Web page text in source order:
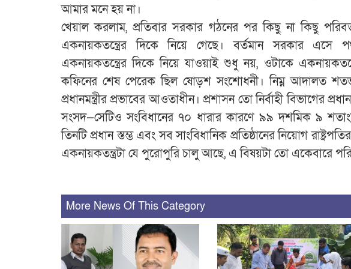
আমার মনে হয় না।
খেয়াল করলাম, প্রতিবার সরকার গঠনের পর কিছু না কিছু
একনায়কতন্ত্রের দিকে নিয়ে গেছে। বর্তমান সরকার এসে
একনায়কতন্ত্রের দিকে নিয়ে যাওয়াই শুধু নয়, ওটাকে
কফিনের শেষ পেরেক ছিল ষোড়শ সংশোধনী। নিম্ন আদালত
প্রধানমন্ত্রীর প্রভাবের আওতাধীন। প্রশাসন তো নির্বাহী বিভাগের
সংসদ—সেটিও সংবিধানের ৭০ ধারার কারণে ৯৯ দশমিক ৯ শতাংশ
তিনটি প্রধান স্তম্ভ এবং সব সাংবিধানিক প্রতিষ্ঠানের নিয়োগ
একনায়কতন্ত্রটা যে পুরোপুরি চালু আছে, এ বিষয়টা তো একেবারে
More News Of This Category